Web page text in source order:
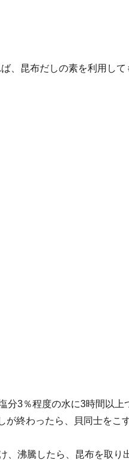
昆布だしの素を利用して
3％程度の水に3時間以上
終わったら、貝同士をこ
沸騰したら、昆布を取り